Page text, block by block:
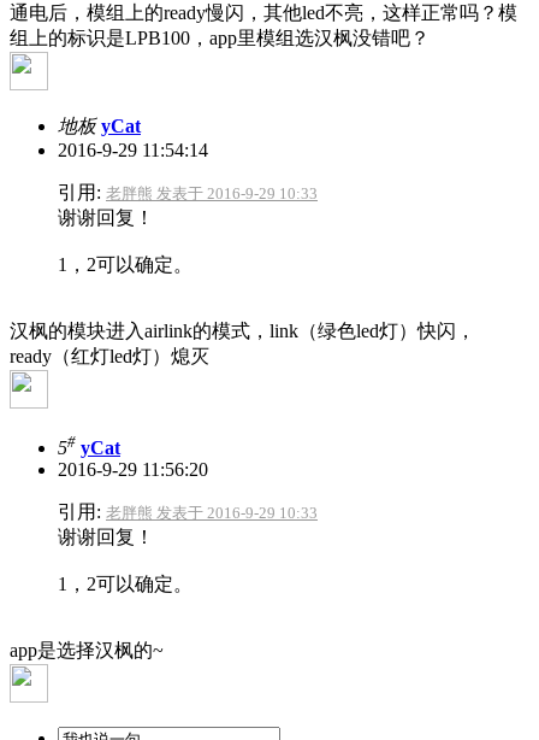
通电后，模组上的ready慢闪，其他led不亮，这样正常吗？模
组上的标识是LPB100，app里模组选汉枫没错吧？
地板 yCat
2016-9-29 11:54:14
引用: 老胖熊 发表于 2016-9-29 10:33
谢谢回复！
1，2可以确定。
汉枫的模块进入airlink的模式，link（绿色led灯）快闪，
ready（红灯led灯）熄灭
5# yCat
2016-9-29 11:56:20
引用: 老胖熊 发表于 2016-9-29 10:33
谢谢回复！
1，2可以确定。
app是选择汉枫的~